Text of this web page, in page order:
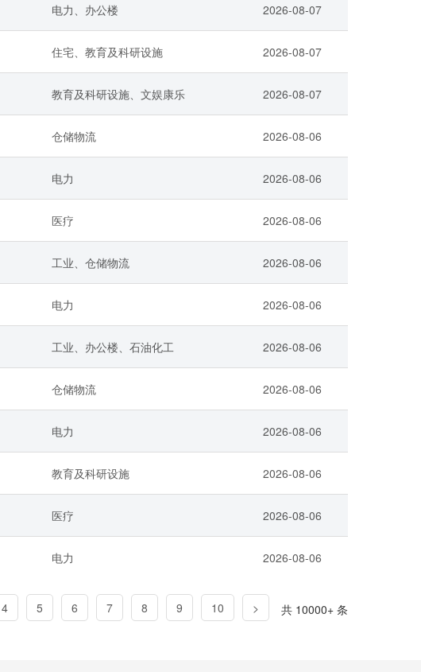
电力、办公楼 2026-08-07
住宅、教育及科研设施 2026-08-07
教育及科研设施、文娱康乐 2026-08-07
仓储物流 2026-08-06
电力 2026-08-06
医疗 2026-08-06
工业、仓储物流 2026-08-06
电力 2026-08-06
工业、办公楼、石油化工 2026-08-06
仓储物流 2026-08-06
电力 2026-08-06
教育及科研设施 2026-08-06
医疗 2026-08-06
电力 2026-08-06
4 5 6 7 8 9 10 > 共 10000+ 条